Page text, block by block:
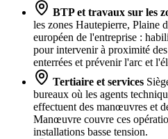
BTP et travaux sur les
les zones Hautepierre, Plaine
européen de l'entreprise :
pour intervenir à proximité
enterrées et prévenir l'arc et
Tertiaire et services
bureaux où les agents
effectuent des manœuvres et
Manœuvre couvre ces
installations basse tension.